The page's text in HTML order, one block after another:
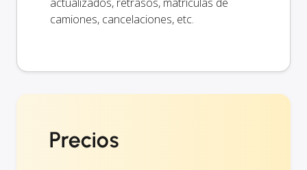
camiones, cancelaciones, etc.
Precios